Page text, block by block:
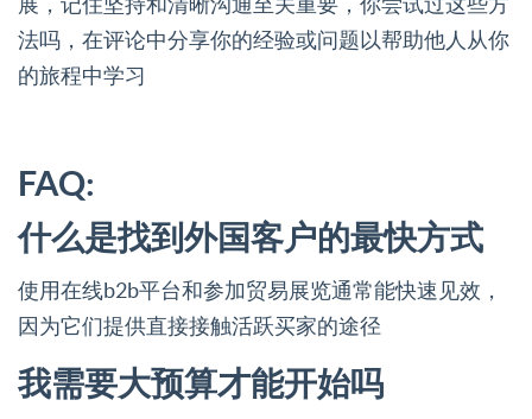
法吗，在评论中分享你的经验或问题以帮助他人从你
的旅程中学习
FAQ:
什么是找到外国客户的最快方式
使用在线b2b平台和参加贸易展览通常能快速见效，
因为它们提供直接接触活跃买家的途径
我需要大预算才能开始吗